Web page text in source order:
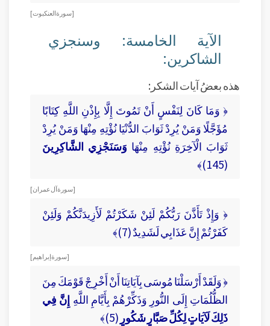
[ سورة العنكبوت ]
الآية الخامسة: وسنجزي
الشاكرين:
هذه بعضُ آيات الشكر:
﴿ وَمَا كَانَ لِنَفْسٍ أَنْ تَمُوتَ إِلَّا بِإِذْنِ اللَّهِ كِتَابًا
مُؤَجَّلًا وَمَنْ يُرِدْ ثَوَابَ الدُّنْيَا نُؤْتِهِ مِنْهَا وَمَنْ يُرِدْ
ثَوَابَ الْآخِرَةِ نُؤْتِهِ مِنْهَا وَسَنَجْزِي الشَّاكِرِينَ
(145)﴾
[ سورة آل عمران ]
﴿ وَإِذْ تَأَذَّنَ رَبُّكُمْ لَئِنْ شَكَرْتُمْ لَأَزِيدَنَّكُمْ وَلَئِنْ
كَفَرْتُمْ إِنَّ عَذَابِي لَشَدِيدٌ (7)﴾
[ سورة إبراهيم ]
﴿ وَلَقَدْ أَرْسَلْنَا مُوسَى بِآيَاتِنَا أَنْ أَخْرِجْ قَوْمَكَ مِنَ
الظُّلُمَاتِ إِلَى النُّورِ وَذَكِّرْهُمْ بِأَيَّامِ اللَّهِ إِنَّ فِي
ذَلِكَ لَآيَاتٍ لِكُلِّ صَبَّارٍ شَكُورٍ (5)﴾